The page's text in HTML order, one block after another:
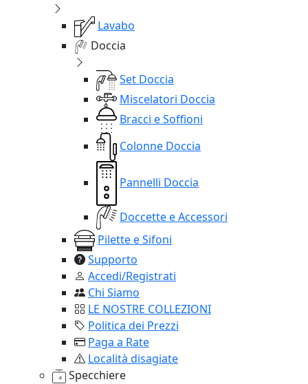
Lavabo
Doccia
Set Doccia
Miscelatori Doccia
Bracci e Soffioni
Colonne Doccia
Pannelli Doccia
Doccette e Accessori
Pilette e Sifoni
Supporto
Accedi/Registrati
Chi Siamo
LE NOSTRE COLLEZIONI
Politica dei Prezzi
Paga a Rate
Località disagiate
Specchiere